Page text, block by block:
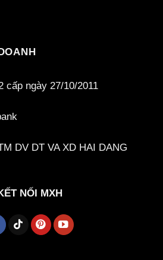
cấp ngày 27/10/2011
DV DT VA XD HAI DANG
NỐI MXH